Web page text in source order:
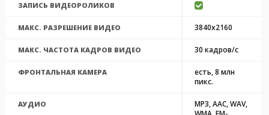
ЗАПИСЬ ВИДЕОРОЛИКОВ
МАКС. РАЗРЕШЕНИЕ ВИДЕО 3840x2160
МАКС. ЧАСТОТА КАДРОВ ВИДЕО 30 кадров/с
ФРОНТАЛЬНАЯ КАМЕРА
есть, 8 млн
пикс.
АУДИО
MP3, AAC, WAV,